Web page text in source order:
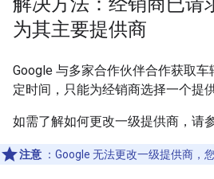
为其主要提供商
Google 与多家合作伙伴合作获取
定时间，只能为经销商选择一个提供
如需了解如何更改一级提供商，请
注意 ：Google 无法更改一级提供商，